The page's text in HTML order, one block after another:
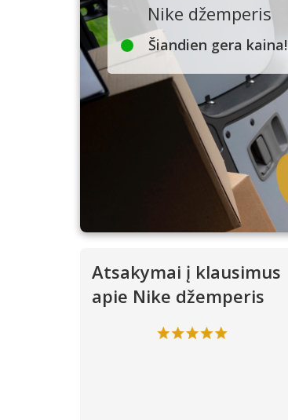
Nike džemperis
Šiandien gera kaina!
Atsakymai į klausimus
apie Nike džemperis